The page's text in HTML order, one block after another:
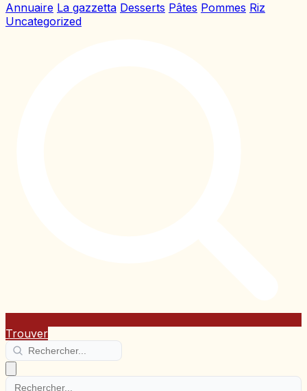
Annuaire La gazzetta Desserts Pâtes Pommes Riz
Uncategorized
Trouver